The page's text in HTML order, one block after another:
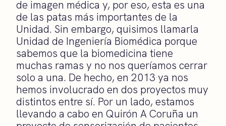
de imagen médica y, por eso, esta es una
de las patas más importantes de la
Unidad. Sin embargo, quisimos llamarla
Unidad de Ingeniería Biomédica porque
sabemos que la biomedicina tiene
muchas ramas y no nos queríamos cerrar
solo a una. De hecho, en 2013 ya nos
hemos involucrado en dos proyectos muy
distintos entre sí. Por un lado, estamos
llevando a cabo en Quirón A Coruña un